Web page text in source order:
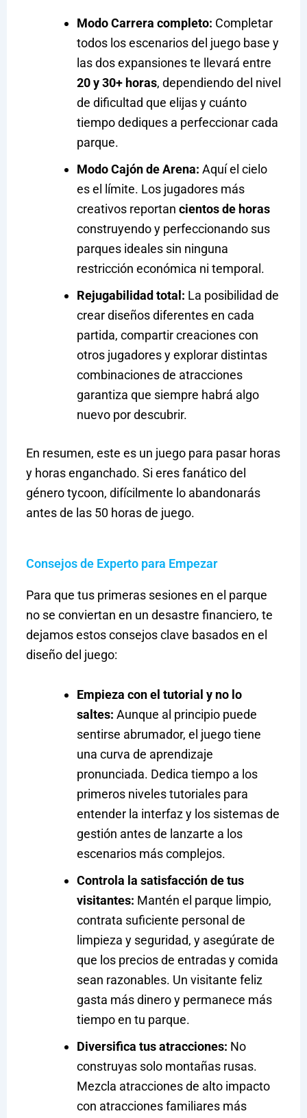
Modo Carrera completo: Completar
todos los escenarios del juego base y
las dos expansiones te llevará entre
20 y 30+ horas, dependiendo del nivel
de dificultad que elijas y cuánto
tiempo dediques a perfeccionar cada
parque.
Modo Cajón de Arena: Aquí el cielo
es el límite. Los jugadores más
creativos reportan cientos de horas
construyendo y perfeccionando sus
parques ideales sin ninguna
restricción económica ni temporal.
Rejugabilidad total: La posibilidad de
crear diseños diferentes en cada
partida, compartir creaciones con
otros jugadores y explorar distintas
combinaciones de atracciones
garantiza que siempre habrá algo
nuevo por descubrir.
En resumen, este es un juego para pasar horas
y horas enganchado. Si eres fanático del
género tycoon, difícilmente lo abandonarás
antes de las 50 horas de juego.
Consejos de Experto para Empezar
Para que tus primeras sesiones en el parque
no se conviertan en un desastre financiero, te
dejamos estos consejos clave basados en el
diseño del juego:
Empieza con el tutorial y no lo
saltes: Aunque al principio puede
sentirse abrumador, el juego tiene
una curva de aprendizaje
pronunciada. Dedica tiempo a los
primeros niveles tutoriales para
entender la interfaz y los sistemas de
gestión antes de lanzarte a los
escenarios más complejos.
Controla la satisfacción de tus
visitantes: Mantén el parque limpio,
contrata suficiente personal de
limpieza y seguridad, y asegúrate de
que los precios de entradas y comida
sean razonables. Un visitante feliz
gasta más dinero y permanece más
tiempo en tu parque.
Diversifica tus atracciones: No
construyas solo montañas rusas.
Mezcla atracciones de alto impacto
con atracciones familiares más